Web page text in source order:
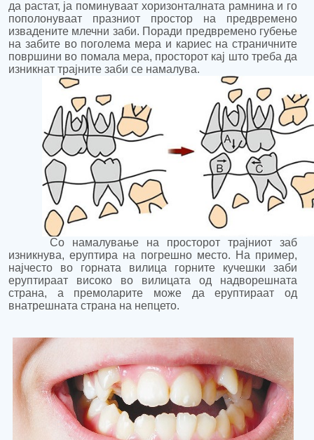
да растат, ја поминуваат хоризонталната рамнина и го
пополонуваат празниот простор на предвремено
извадените млечни заби. Поради предвремено губење
на забите во поголема мера и кариес на страничните
површини во помала мера, просторот кај што треба да
изникнат трајните заби се намалува.
Со намалување на просторот трајниот заб
изникнува, еруптира на погрешно место. На пример,
најчесто во горната вилица горните кучешки заби
еруптираат високо во вилицата од надворешната
страна, а премоларите може да еруптираат од
внатрешната страна на непцето.